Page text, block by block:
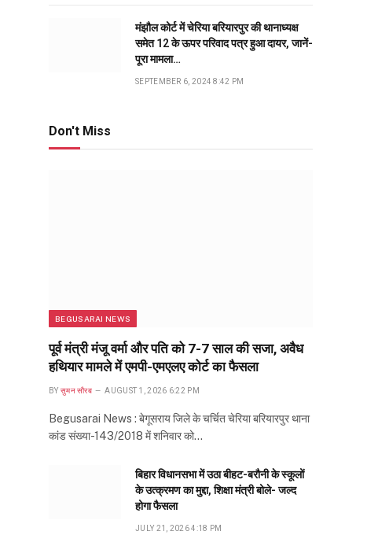
मंझौल कोर्ट में चेरिया बरियारपुर की थानाध्यक्ष
समेत 12 के ऊपर परिवाद पत्र हुआ दायर, जानें-
पूरा मामला…
SEPTEMBER 6, 2024 8:42 PM
Don't Miss
BEGUSARAI NEWS
पूर्व मंत्री मंजू वर्मा और पति को 7-7 साल की सजा, अवैध
हथियार मामले में एमपी-एमएलए कोर्ट का फैसला
BY सुमन सौरब AUGUST 1, 2026 6:22 PM
Begusarai News : बेगूसराय जिले के चर्चित चेरिया बरियारपुर थाना
कांड संख्या-143/2018 में शनिवार को…
बिहार विधानसभा में उठा बीहट-बरौनी के स्कूलों
के उत्क्रमण का मुद्दा, शिक्षा मंत्री बोले- जल्द
होगा फैसला
JULY 21, 2026 4:18 PM